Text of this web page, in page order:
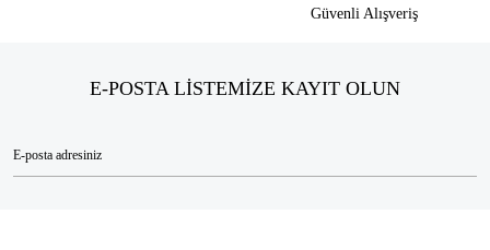
Güvenli Alışveriş
E-POSTA LİSTEMİZE KAYIT OLUN